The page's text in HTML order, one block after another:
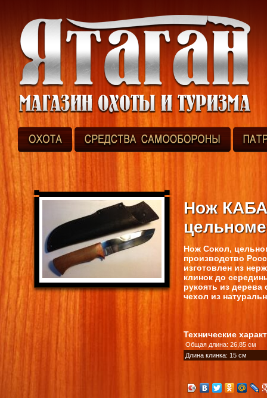
Нож
Нож Сокол,
производство
изготовлен из
клинок до
рукоять из дерева
чехол из
Технические
Общая длина: 26,85 см
Длина клинка: 15 см